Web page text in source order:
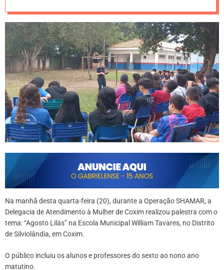
Na manhã desta quarta-feira (20), durante a Operação SHAMAR, a
Delegacia de Atendimento à Mulher de Coxim realizou palestra com o
tema: “Agosto Lilás” na Escola Municipal William Tavares, no Distrito
de Silviolândia, em Coxim.
O público incluiu os alunos e professores do sexto ao nono ano
matutino.